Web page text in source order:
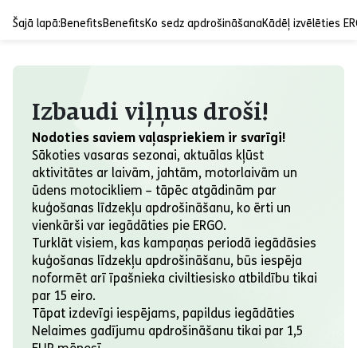
Šajā lapā:BenefitsBenefitsKo sedz apdrošināšanaKādēļ izvēlēties
Izbaudi viļņus droši!
Nodoties saviem vaļaspriekiem ir svarīgi!
Sākoties vasaras sezonai, aktuālas kļūst
aktivitātes ar laivām, jahtām, motorlaivām un
ūdens motocikliem – tāpēc atgādinām par
kuģošanas līdzekļu apdrošināšanu, ko ērti un
vienkārši var iegādāties pie ERGO.
Turklāt visiem, kas kampaņas periodā iegādāsies
kuģošanas līdzekļu apdrošināšanu, būs iespēja
noformēt arī īpašnieka civiltiesisko atbildību tikai
par 15 eiro.
Tāpat izdevīgi iespējams, papildus iegādāties
Nelaimes gadījumu apdrošināšanu tikai par 1,5